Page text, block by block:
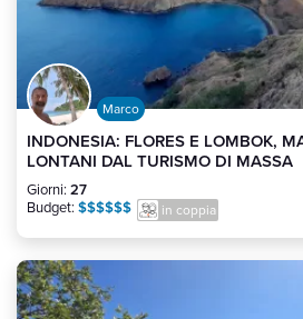
Marco
INDONESIA: FLORES E LOMBOK,
LONTANI DAL TURISMO DI MASSA
Giorni: 27
Budget: $$$$$$ in coppia